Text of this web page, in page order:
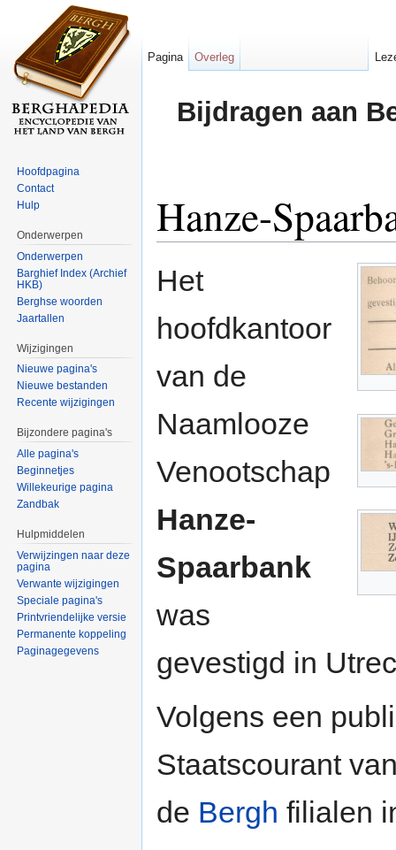
Bijdragen aan
Hanze-
Het
hoofdkantoor
van de
Naamlooze
Venootschap
Hanze-
Spaarbank
was
gevestigd in
Volgens een
Staatscourant
de Bergh filialen
Pagina Overleg
Hoofdpagina
Contact
Hulp
Onderwerpen
Onderwerpen
Barghief Index (Archief
HKB)
Berghse woorden
Jaartallen
Wijzigingen
Nieuwe pagina's
Nieuwe bestanden
Recente wijzigingen
Bijzondere pagina's
Alle pagina's
Beginnetjes
Willekeurige pagina
Zandbak
Hulpmiddelen
Verwijzingen naar deze
pagina
Verwante wijzigingen
Speciale pagina's
Printvriendelijke versie
Permanente koppeling
Paginagegevens